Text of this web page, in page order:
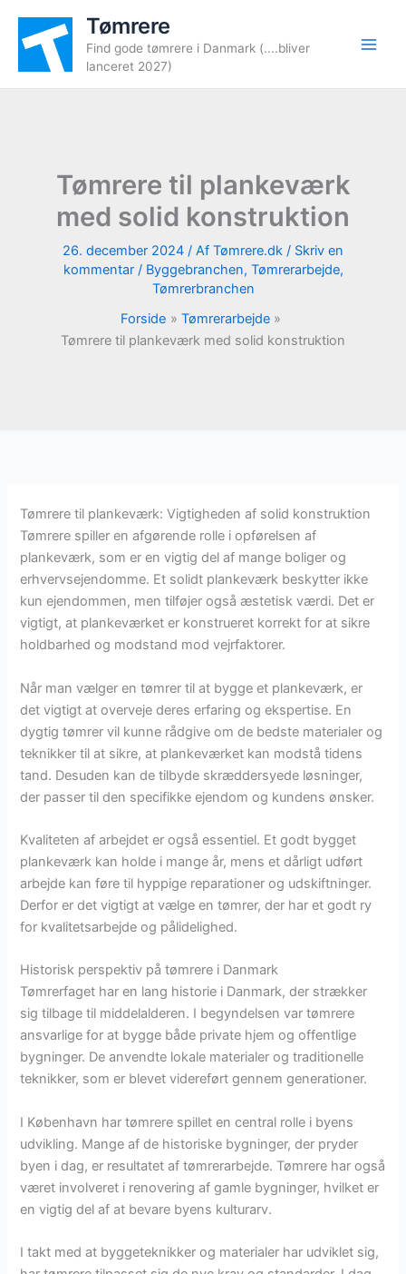
indholdet
Tømrere
Find gode tømrere i Danmark (....bliver
lanceret 2027)
Tømrere til plankeværk
med solid konstruktion
26. december 2024 / Af Tømrere.dk / Skriv en
kommentar / Byggebranchen, Tømrerarbejde,
Tømrerbranchen
Forside
Tømrerarbejde
Tømrere til plankeværk med solid konstruktion
Tømrere til plankeværk: Vigtigheden af solid konstruktion
Tømrere spiller en afgørende rolle i opførelsen af
plankeværk, som er en vigtig del af mange boliger og
erhvervsejendomme. Et solidt plankeværk beskytter ikke
kun ejendommen, men tilføjer også æstetisk værdi. Det er
vigtigt, at plankeværket er konstrueret korrekt for at sikre
holdbarhed og modstand mod vejrfaktorer.
Når man vælger en tømrer til at bygge et plankeværk, er
det vigtigt at overveje deres erfaring og ekspertise. En
dygtig tømrer vil kunne rådgive om de bedste materialer og
teknikker til at sikre, at plankeværket kan modstå tidens
tand. Desuden kan de tilbyde skræddersyede løsninger,
der passer til den specifikke ejendom og kundens ønsker.
Kvaliteten af arbejdet er også essentiel. Et godt bygget
plankeværk kan holde i mange år, mens et dårligt udført
arbejde kan føre til hyppige reparationer og udskiftninger.
Derfor er det vigtigt at vælge en tømrer, der har et godt ry
for kvalitetsarbejde og pålidelighed.
Historisk perspektiv på tømrere i Danmark
Tømrerfaget har en lang historie i Danmark, der strækker
sig tilbage til middelalderen. I begyndelsen var tømrere
ansvarlige for at bygge både private hjem og offentlige
bygninger. De anvendte lokale materialer og traditionelle
teknikker, som er blevet videreført gennem generationer.
I København har tømrere spillet en central rolle i byens
udvikling. Mange af de historiske bygninger, der pryder
byen i dag, er resultatet af tømrerarbejde. Tømrere har også
været involveret i renovering af gamle bygninger, hvilket er
en vigtig del af at bevare byens kulturarv.
I takt med at byggeteknikker og materialer har udviklet sig,